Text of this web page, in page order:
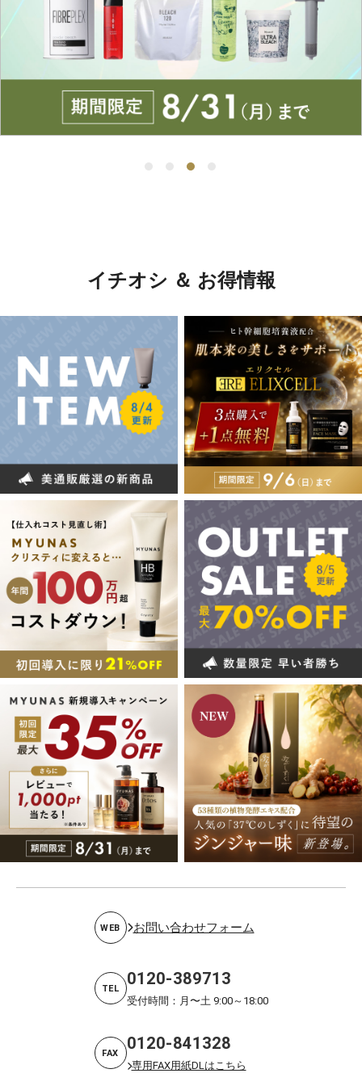
イチオシ ＆ お得情報
WEB お問い合わせフォーム
TEL 0120-389713
受付時間：月〜土 9:00～18:00
FAX 0120-841328
専用FAX用紙DLはこちら